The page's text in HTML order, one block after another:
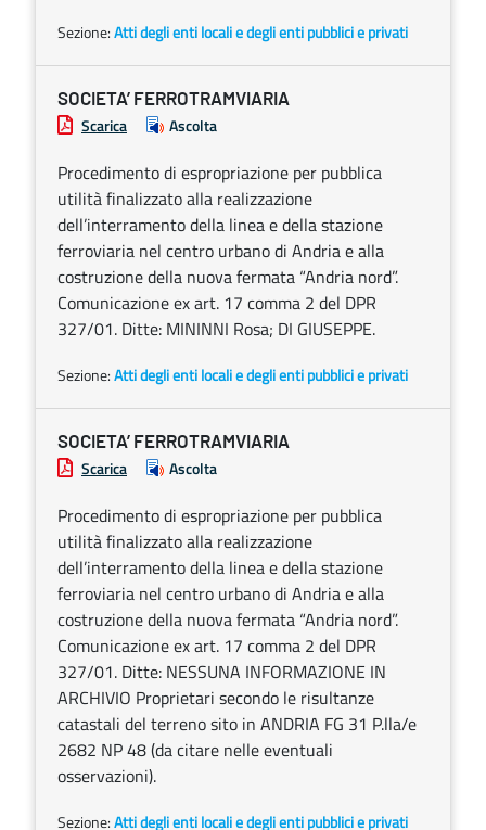
Sezione:Atti degli enti locali e degli enti pubblici e privati
SOCIETA’ FERROTRAMVIARIA
Scarica Ascolta
Procedimento di espropriazione per pubblica
utilità finalizzato alla realizzazione
dell’interramento della linea e della stazione
ferroviaria nel centro urbano di Andria e alla
costruzione della nuova fermata “Andria nord”.
Comunicazione ex art. 17 comma 2 del DPR
327/01. Ditte: MININNI Rosa; DI GIUSEPPE.
Sezione:Atti degli enti locali e degli enti pubblici e privati
SOCIETA’ FERROTRAMVIARIA
Scarica Ascolta
Procedimento di espropriazione per pubblica
utilità finalizzato alla realizzazione
dell’interramento della linea e della stazione
ferroviaria nel centro urbano di Andria e alla
costruzione della nuova fermata “Andria nord”.
Comunicazione ex art. 17 comma 2 del DPR
327/01. Ditte: NESSUNA INFORMAZIONE IN
ARCHIVIO Proprietari secondo le risultanze
catastali del terreno sito in ANDRIA FG 31 P.lla/e
2682 NP 48 (da citare nelle eventuali
osservazioni).
Sezione:Atti degli enti locali e degli enti pubblici e privati